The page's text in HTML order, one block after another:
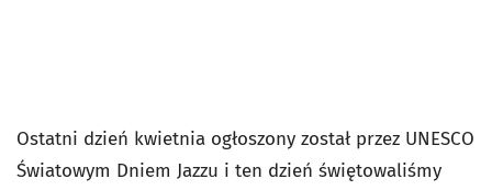
Ostatni dzień kwietnia ogłoszony został przez UNESCO
Światowym Dniem Jazzu i ten dzień świętowaliśmy